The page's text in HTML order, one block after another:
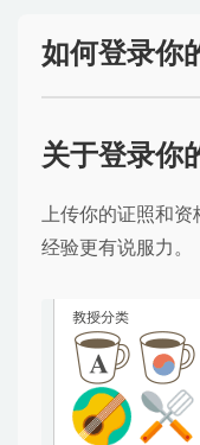
如何登录你
关于登录你
上传你的证照和资
经验更有说服力。